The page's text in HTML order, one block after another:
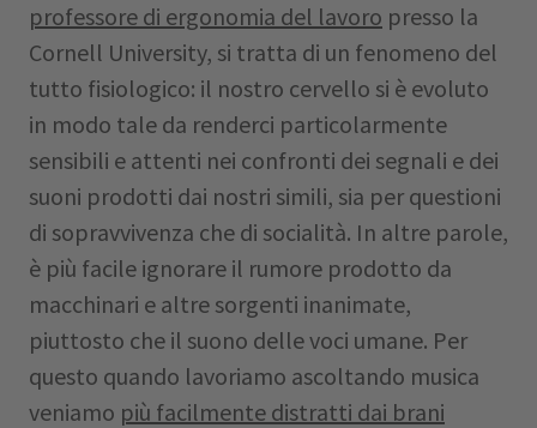
professore di ergonomia del lavoro presso la
Cornell University, si tratta di un fenomeno del
tutto fisiologico: il nostro cervello si è evoluto
in modo tale da renderci particolarmente
sensibili e attenti nei confronti dei segnali e dei
suoni prodotti dai nostri simili, sia per questioni
di sopravvivenza che di socialità. In altre parole,
è più facile ignorare il rumore prodotto da
macchinari e altre sorgenti inanimate,
piuttosto che il suono delle voci umane. Per
questo quando lavoriamo ascoltando musica
veniamo più facilmente distratti dai brani